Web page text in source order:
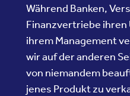
Während Banken,
Finanzvertriebe ihren
ihrem Management
wir auf der anderen
von niemandem
jenes Produkt zu